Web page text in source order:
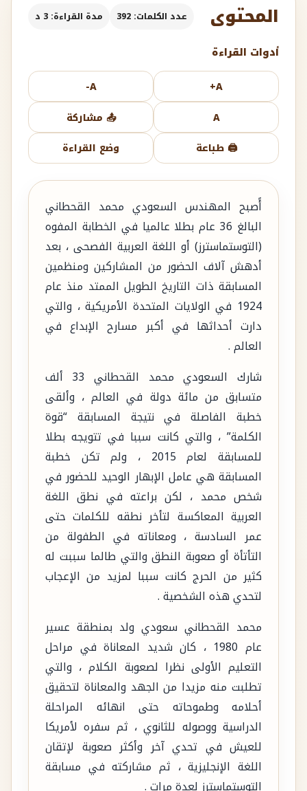
المحتوى عدد الكلمات: 392 مدة القراءة: 3 د
أدوات القراءة
A+
A-
A
📤 مشاركة
🖨️ طباعة
وضع القراءة
أًصبح المهندس السعودي محمد القحطاني
البالغ 36 عام بطلا عالميا في الخطابة المفوه
(التوستماسترز) أو اللغة العربية الفصحى ، بعد
أدهش آلاف الحضور من المشاركين ومنظمين
المسابقة ذات التاريخ الطويل الممتد منذ عام
1924 في الولايات المتحدة الأمريكية ، والتي
دارت أحداثها في أكبر مسارح الإبداع في
العالم .
شارك السعودي محمد القحطاني 33 ألف
متسابق من مائة دولة في العالم ، وألقى
خطبة الفاصلة في نتيجة المسابقة “قوة
الكلمة” ، والتي كانت سببا في تتويجه بطلا
للمسابقة لعام 2015 ، ولم تكن خطبة
المسابقة هي عامل الإبهار الوحيد للحضور في
شخص محمد ، لكن براعته في نطق اللغة
العربية المعاكسة لتأخر نطقه للكلمات حتى
عمر السادسة ، ومعاناته في الطفولة من
التأتأة أو صعوبة النطق والتي طالما سببت له
كثير من الحرج كانت سببا لمزيد من الإعجاب
لتحدي هذه الشخصية .
محمد القحطاني سعودي ولد بمنطقة عسير
عام 1980 ، كان شديد المعاناة في مراحل
التعليم الأولى نظرا لصعوبة الكلام ، والتي
تطلبت منه مزيدا من الجهد والمعاناة لتحقيق
أحلامه وطموحاته حتى انهائه المراحلة
الدراسية ووصوله للثانوي ، ثم سفره لأمريكا
للعيش في تحدي آخر وأكثر صعوبة لإتقان
اللغة الإنجليزية ، ثم مشاركته في مسابقة
التوستماسترز لعدة مرات .